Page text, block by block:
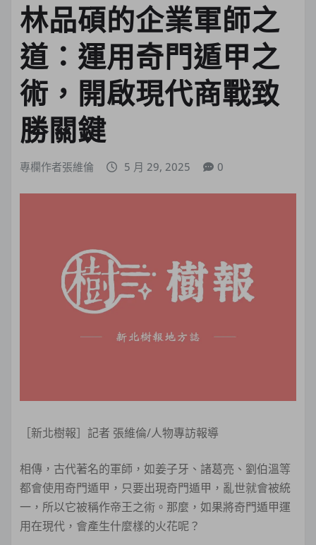
林品碩的企業軍師之
道：運用奇門遁甲之
術，開啟現代商戰致
勝關鍵
專欄作者張維倫 5 月 29, 2025 0
［新北樹報］記者 張維倫/人物專訪報導
相傳，古代著名的軍師，如姜子牙、諸葛亮、劉伯溫等
都會使用奇門遁甲，只要出現奇門遁甲，亂世就會被統
一，所以它被稱作帝王之術。那麼，如果將奇門遁甲運
用在現代，會產生什麼樣的火花呢？